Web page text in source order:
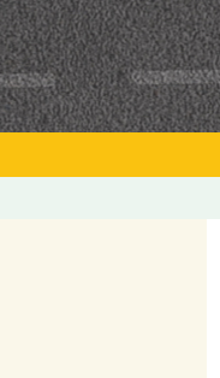
移至主內容